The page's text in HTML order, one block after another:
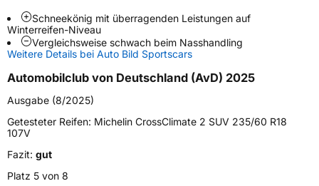
Weitere Eigenschaften
SchlauchtypTL
ZustandNeureifen
M+SJa
Verstärkt
Empfohlen für Volvo
Schneekönig mit überragenden Leistungen auf
Winterreifen-Niveau
Vergleichsweise schwach beim Nasshandling
Weitere Details bei Auto Bild Sportscars
Automobilclub von Deutschland (AvD) 2025
Ausgabe (8/2025)
Getesteter Reifen: Michelin CrossClimate 2 SUV 235/60 R18
107V
Fazit: gut
Platz 5 von 8